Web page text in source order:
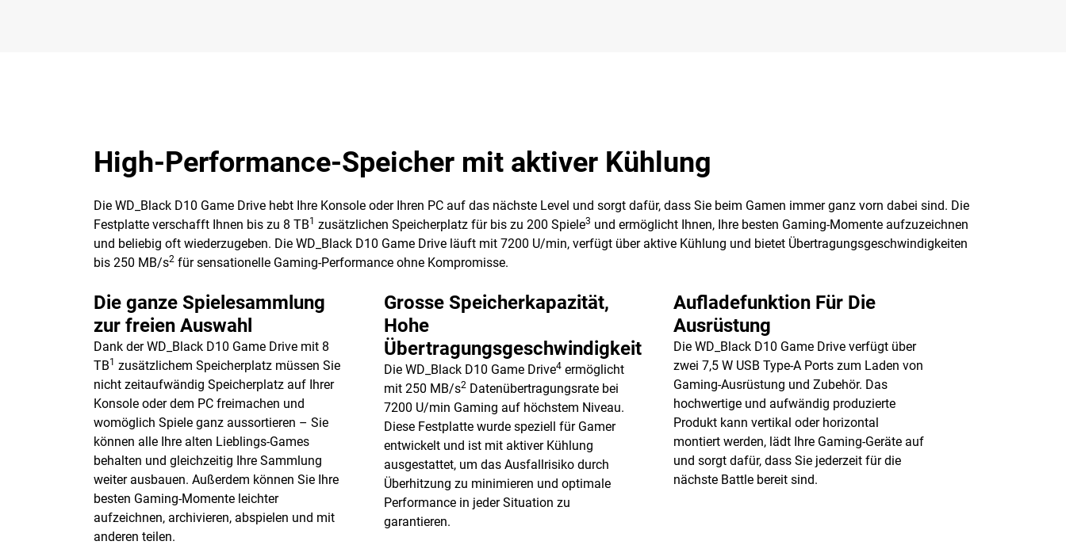
High-Performance-Speicher mit aktiver Kühlung
Die WD_Black D10 Game Drive hebt Ihre Konsole oder Ihren PC auf das nächste Level und sorgt dafür, dass Sie beim Gamen immer ganz vorn dabei sind. Die
Festplatte verschafft Ihnen bis zu 8 TB1 zusätzlichen Speicherplatz für bis zu 200 Spiele3 und ermöglicht Ihnen, Ihre besten Gaming-Momente aufzuzeichnen
und beliebig oft wiederzugeben. Die WD_Black D10 Game Drive läuft mit 7200 U/min, verfügt über aktive Kühlung und bietet Übertragungsgeschwindigkeiten
bis 250 MB/s2 für sensationelle Gaming-Performance ohne Kompromisse.
Die ganze Spielesammlung
zur freien Auswahl
Dank der WD_Black D10 Game Drive mit 8
TB1 zusätzlichem Speicherplatz müssen Sie
nicht zeitaufwändig Speicherplatz auf Ihrer
Konsole oder dem PC freimachen und
womöglich Spiele ganz aussortieren – Sie
können alle Ihre alten Lieblings-Games
behalten und gleichzeitig Ihre Sammlung
weiter ausbauen. Außerdem können Sie Ihre
besten Gaming-Momente leichter
aufzeichnen, archivieren, abspielen und mit
anderen teilen.
Grosse Speicherkapazität,
Hohe
Übertragungsgeschwindigkeit
Die WD_Black D10 Game Drive4ermöglicht
mit 250 MB/s2Datenübertragungsrate bei
7200 U/min Gaming auf höchstem Niveau.
Diese Festplatte wurde speziell für Gamer
entwickelt und ist mit aktiver Kühlung
ausgestattet, um das Ausfallrisiko durch
Überhitzung zu minimieren und optimale
Performance in jeder Situation zu
garantieren.
Aufladefunktion Für Die
Ausrüstung
Die WD_Black D10 Game Drive verfügt über
zwei 7,5 W USB Type-A Ports zum Laden von
Gaming-Ausrüstung und Zubehör. Das
hochwertige und aufwändig produzierte
Produkt kann vertikal oder horizontal
montiert werden, lädt Ihre Gaming-Geräte auf
und sorgt dafür, dass Sie jederzeit für die
nächste Battle bereit sind.